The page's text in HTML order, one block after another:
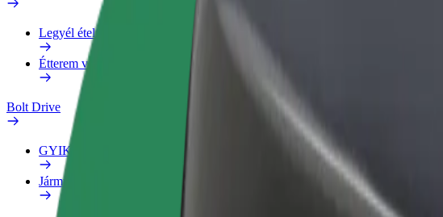
Legyél ételfutár
Étterem vagy üzlet hozzáadása
Bolt Drive
GYIK
Jármű jelentése